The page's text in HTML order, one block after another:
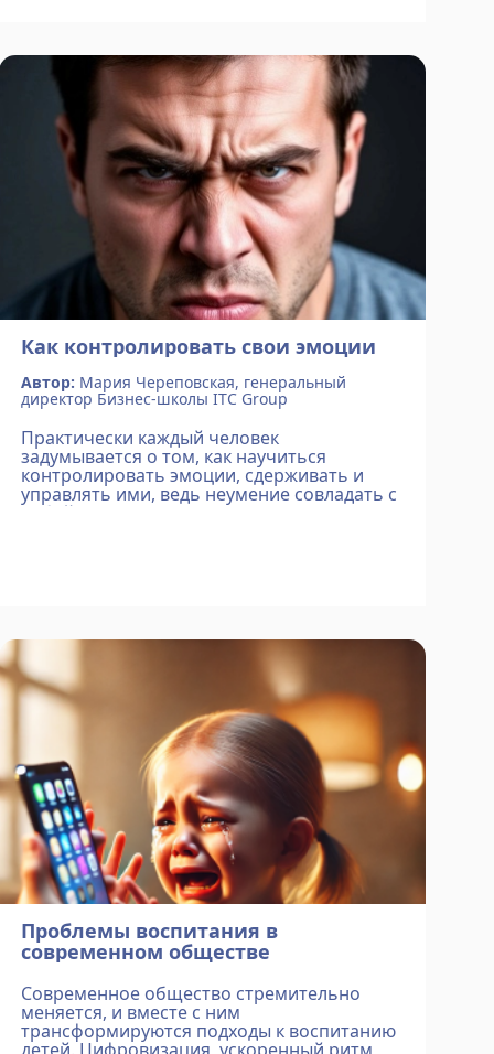
Подробнее
Как контролировать свои эмоции
Автор: Мария Череповская, генеральный
директор Бизнес-школы ITC Group
Практически каждый человек
задумывается о том, как научиться
контролировать эмоции, сдерживать и
управлять ими, ведь неумение совладать с
собой портит нам жизнь. Психологи до сих
Проблемы воспитания в
современном обществе
Современное общество стремительно
меняется, и вместе с ним
трансформируются подходы к воспитанию